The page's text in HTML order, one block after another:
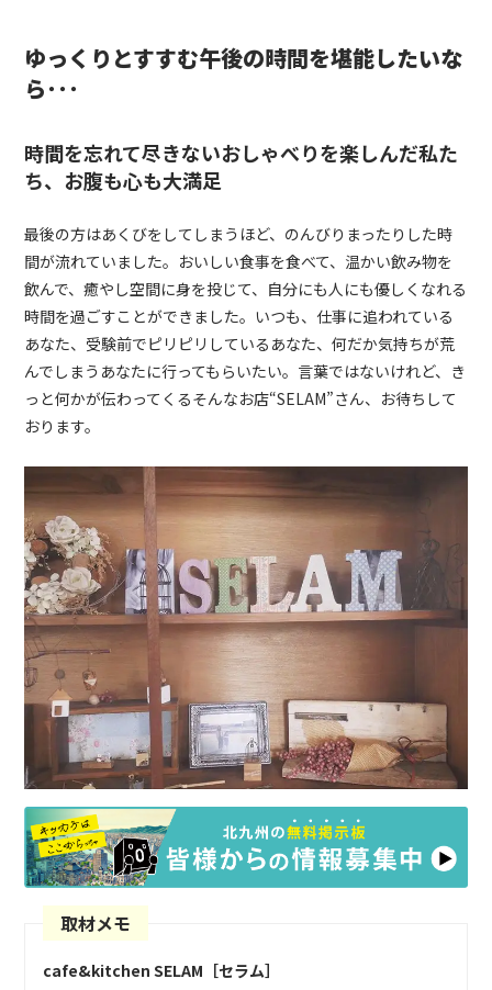
ゆっくりとすすむ午後の時間を堪能したいな
ら･･･
時間を忘れて尽きないおしゃべりを楽しんだ私た
ち、お腹も心も大満足
最後の方はあくびをしてしまうほど、のんびりまったりした時
間が流れていました。おいしい食事を食べて、温かい飲み物を
飲んで、癒やし空間に身を投じて、自分にも人にも優しくなれる
時間を過ごすことができました。いつも、仕事に追われている
あなた、受験前でピリピリしているあなた、何だか気持ちが荒
んでしまうあなたに行ってもらいたい。言葉ではないけれど、き
っと何かが伝わってくるそんなお店“SELAM”さん、お待ちして
おります。
取材メモ
cafe&kitchen SELAM［セラム］